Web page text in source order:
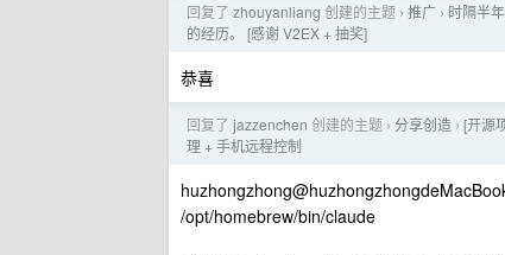
回复了 zhouyanliang 创建的主题 › 推广 › 时隔半
的经历。 [感谢 V2EX + 抽奖]
恭喜
回复了 jazzenchen 创建的主题 › 分享创造 › [开源
理 + 手机远程控制
/opt/homebrew/bin/claude